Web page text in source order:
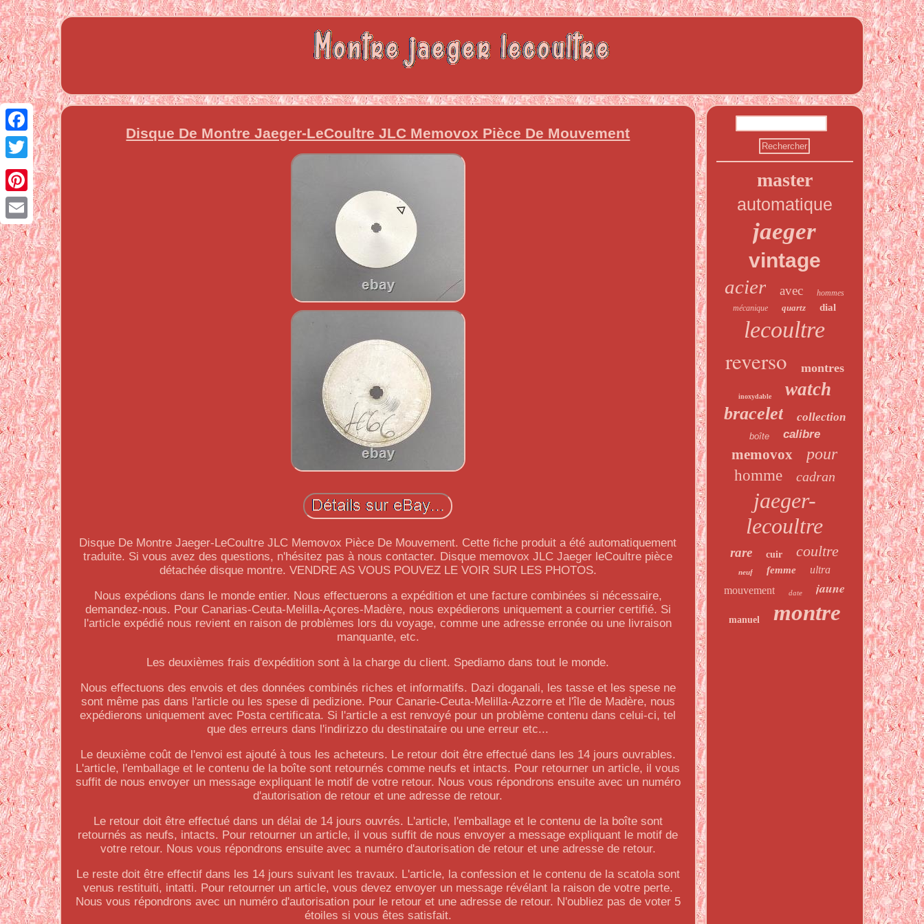
Facebook
Twitter
Pinterest
Email
Disque De Montre Jaeger-LeCoultre JLC Memovox Pièce De Mouvement
Disque De Montre Jaeger-LeCoultre JLC Memovox Pièce De Mouvement. Cette fiche produit a été automatiquement
traduite. Si vous avez des questions, n'hésitez pas à nous contacter. Disque memovox JLC Jaeger leCoultre pièce
détachée disque montre. VENDRE AS VOUS POUVEZ LE VOIR SUR LES PHOTOS.
Nous expédions dans le monde entier. Nous effectuerons a expédition et une facture combinées si nécessaire,
demandez-nous. Pour Canarias-Ceuta-Melilla-Açores-Madère, nous expédierons uniquement a courrier certifié. Si
l'article expédié nous revient en raison de problèmes lors du voyage, comme une adresse erronée ou une livraison
manquante, etc.
Les deuxièmes frais d'expédition sont à la charge du client. Spediamo dans tout le monde.
Nous effectuons des envois et des données combinés riches et informatifs. Dazi doganali, les tasse et les spese ne
sont même pas dans l'article ou les spese di pedizione. Pour Canarie-Ceuta-Melilla-Azzorre et l'île de Madère, nous
expédierons uniquement avec Posta certificata. Si l'article a est renvoyé pour un problème contenu dans celui-ci, tel
que des erreurs dans l'indirizzo du destinataire ou une erreur etc...
Le deuxième coût de l'envoi est ajouté à tous les acheteurs. Le retour doit être effectué dans les 14 jours ouvrables.
L'article, l'emballage et le contenu de la boîte sont retournés comme neufs et intacts. Pour retourner un article, il vous
suffit de nous envoyer un message expliquant le motif de votre retour. Nous vous répondrons ensuite avec un numéro
d'autorisation de retour et une adresse de retour.
Le retour doit être effectué dans un délai de 14 jours ouvrés. L'article, l'emballage et le contenu de la boîte sont
retournés as neufs, intacts. Pour retourner un article, il vous suffit de nous envoyer a message expliquant le motif de
votre retour. Nous vous répondrons ensuite avec a numéro d'autorisation de retour et une adresse de retour.
Le reste doit être effectif dans les 14 jours suivant les travaux. L'article, la confession et le contenu de la scatola sont
venus restituiti, intatti. Pour retourner un article, vous devez envoyer un message révélant la raison de votre perte.
Nous vous répondrons avec un numéro d'autorisation pour le retour et une adresse de retour. N'oubliez pas de voter 5
étoiles si vous êtes satisfait.
master
automatique
jaeger
vintage
acier avec
hommes
mécanique
quartz dial
lecoultre
reverso montres
inoxydable watch
bracelet collection
boîte calibre
memovox pour
homme cadran
jaeger-
lecoultre
rare cuir coultre
neuf femme
ultra
mouvement
date jaune
manuel montre